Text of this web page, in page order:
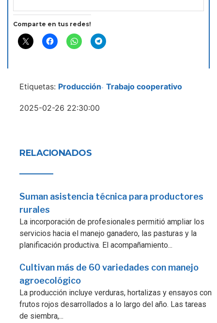
Comparte en tus redes!
Etiquetas: Producción- Trabajo cooperativo
2025-02-26 22:30:00
RELACIONADOS
Suman asistencia técnica para productores
rurales
La incorporación de profesionales permitió ampliar los
servicios hacia el manejo ganadero, las pasturas y la
planificación productiva. El acompañamiento...
Cultivan más de 60 variedades con manejo
agroecológico
La producción incluye verduras, hortalizas y ensayos con
frutos rojos desarrollados a lo largo del año. Las tareas
de siembra,...